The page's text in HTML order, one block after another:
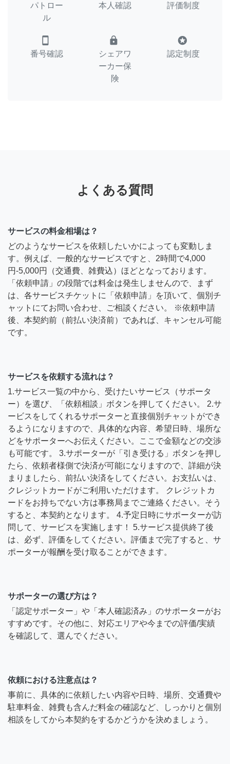
パトロー
ル
本人確認 評価制度
smartphone
番号確認
lock
シェアワ
ーカー保
険
stars
認定制度
よくある質問
サービスの料金相場は？
どのようなサービスを依頼したいかによっても変動しま
す。例えば、一般的なサービスですと、2時間で4,000
円-5,000円（交通費、雑費込）ほどとなっております。
「依頼申請」の段階では料金は発生しませんので、まず
は、各サービスチケットに「依頼申請」を頂いて、個別チ
ャットにてお問い合わせ、ご相談ください。 ※依頼申請
後、本契約前（前払い決済前）であれば、キャンセル可能
です。
サービスを依頼する流れは？
1.サービス一覧の中から、受けたいサービス（サポータ
ー）を選び、「依頼相談」ボタンを押してください。 2.サ
ービスをしてくれるサポーターと直接個別チャットができ
るようになりますので、具体的な内容、希望日時、場所な
どをサポーターへお伝えください。ここで金額などの交渉
も可能です。 3.サポーターが「引き受ける」ボタンを押し
たら、依頼者様側で決済が可能になりますので、詳細が決
まりましたら、前払い決済をしてください。お支払いは、
クレジットカードがご利用いただけます。 クレジットカ
ードをお持ちでない方は事務局までご連絡ください。そう
すると、本契約となります。 4.予定日時にサポーターが訪
問して、サービスを実施します！ 5.サービス提供終了後
は、必ず、評価をしてください。評価まで完了すると、サ
ポーターが報酬を受け取ることができます。
サポーターの選び方は？
「認定サポーター」や「本人確認済み」のサポーターがお
すすめです。その他に、対応エリアや今までの評価/実績
を確認して、選んでください。
依頼における注意点は？
事前に、具体的に依頼したい内容や日時、場所、交通費や
駐車料金、雑費も含んだ料金の確認など、しっかりと個別
相談をしてから本契約をするかどうかを決めましょう。